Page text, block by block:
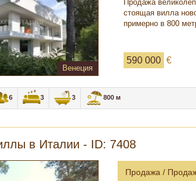
Венеция
Продажа
стоящая вилла
примерно в 800
590 000 €
6 3 3 800 м
в Италии - ID: 7408
Продажа /